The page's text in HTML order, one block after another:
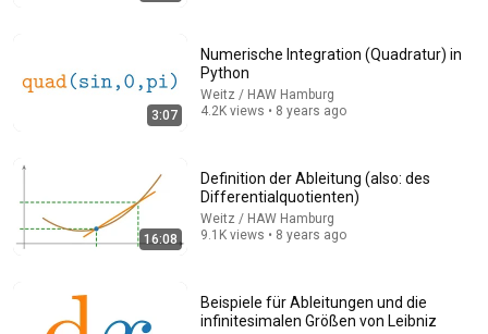
Too hard for the IMO? Too easy?
Michael Penn 115K views
3:07
Numerische Integration (Quadratur) in
Python
Weitz / HAW Hamburg
4.2K views • 8 years ago
16:08
Definition der Ableitung (also: des
Differentialquotienten)
Weitz / HAW Hamburg
9.1K views • 8 years ago
Beispiele für Ableitungen und die
infinitesimalen Größen von Leibniz